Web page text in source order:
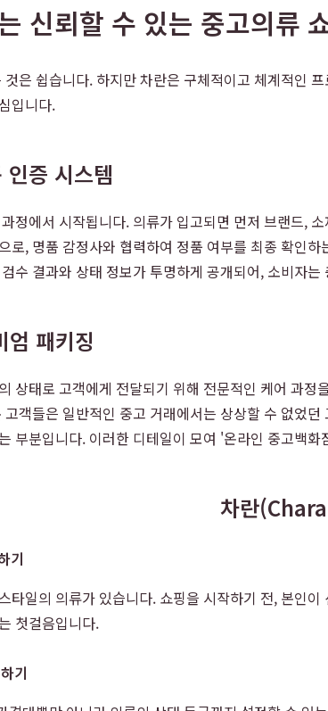
신뢰할 수 있는 중고의류
은 쉽습니다. 하지만 차란은 구체적이고 체계적인
입니다.
증 시스템
정에서 시작됩니다. 의류가 입고되면 먼저 브랜드,
로, 명품 감정사와 협력하여 정품 여부를 최종 확인
수 결과와 상태 정보가 투명하게 공개되어, 소비자
엄 패키징
상태로 고객에게 전달되기 위해 전문적인 케어 과
객들은 일반적인 중고 거래에서는 상상할 수 없었
부분입니다. 이러한 디테일이 모여 '온라인 중고백
차란
기
타일의 의류가 있습니다. 쇼핑을 시작하기 전, 본인
첫걸음입니다.
기